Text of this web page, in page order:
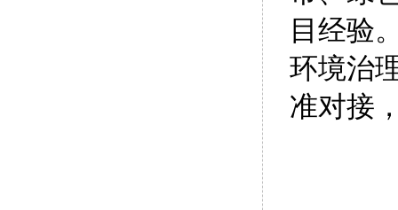
目经验
环境治
准对接